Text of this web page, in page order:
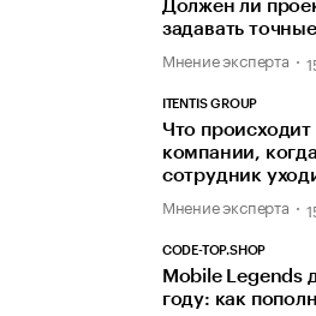
Должен ли
задавать
Мнение эксперта
ITENTIS GROUP
Что
компании,
сотрудник
Мнение эксперта
CODE-TOP.SHOP
Mobile Legends
году: как